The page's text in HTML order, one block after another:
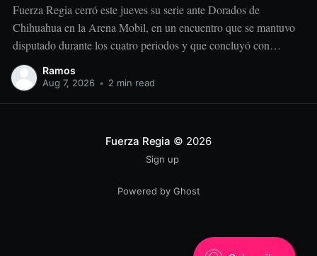
Fuerza Regia cerró este jueves su serie ante Dorados de
Chihuahua en la Arena Mobil, en un encuentro que se mantuvo
disputado durante los cuatro periodos y que concluyó con
marcador de 86-92 a favor del conjunto visitante. El cuadro
regiomontano se mantuvo cerca desde el comienzo. Dorados
Ramos
Aug 7, 2026 • 2 min read
Fuerza Regia © 2026
Sign up
Powered by Ghost